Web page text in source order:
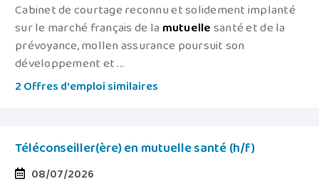
Cabinet de courtage reconnu et solidement implanté
sur le marché français de la mutuellesanté et de la
prévoyance, mollen assurance poursuit son
développement et ...
2 Offres d'emploi similaires
Téléconseiller(ère) en mutuelle santé (h/f)
08/07/2026